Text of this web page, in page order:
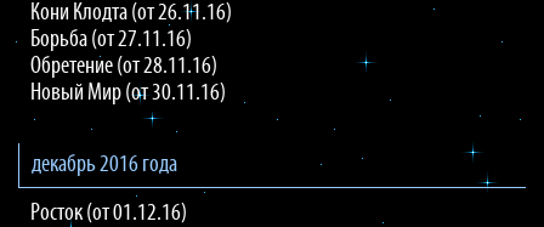
Кони Клодта (от 26.11.16)
Борьба (от 27.11.16)
Обретение (от 28.11.16)
Новый Мир (от 30.11.16)
декабрь 2016 года
Росток (от 01.12.16)